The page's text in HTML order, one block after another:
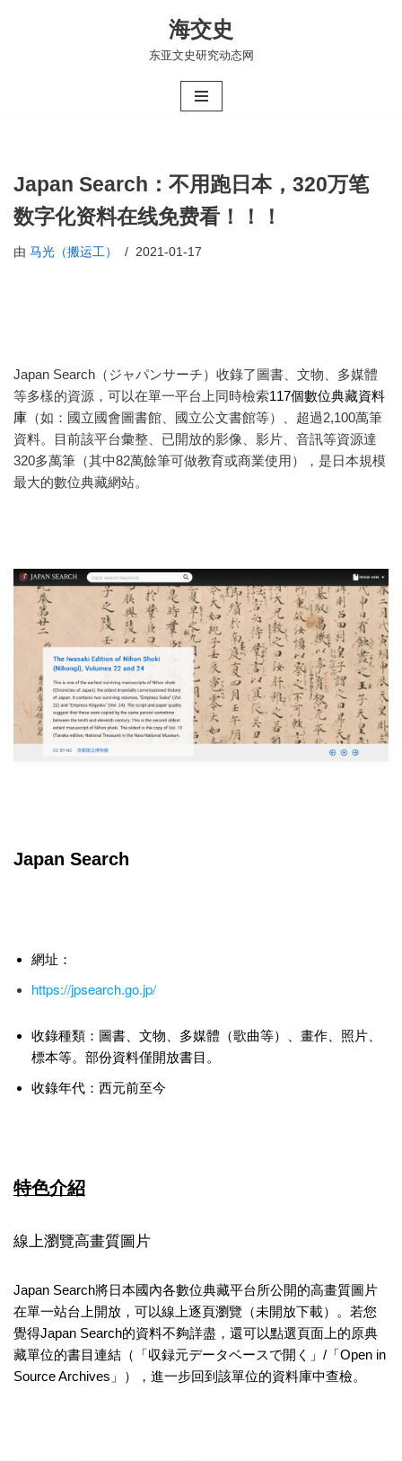
海交史
东亚文史研究动态网
Japan Search：不用跑日本，320万笔
数字化资料在线免费看！！！
由 马光（搬运工） 2021-01-17
Japan Search（ジャパンサーチ）收錄了圖書、文物、多媒體
等多樣的資源，可以在單一平台上同時檢索117個數位典藏資料
庫 （如：國立國會圖書館、國立公文書館等）、超過2,100萬筆
資料。目前該平台彙整、已開放的影像、影片、音訊等資源達
320多萬筆（其中82萬餘筆可做教育或商業使用），是日本規模
最大的數位典藏網站。
Japan Search
網址：
https://jpsearch.go.jp/
收錄種類：圖書、文物、多媒體（歌曲等）、畫作、照片、
標本等。部份資料僅開放書目。
收錄年代：西元前至今
特色介紹
線上瀏覽高畫質圖片
Japan Search將日本國內各數位典藏平台所公開的高畫質圖片
在單一站台上開放，可以線上逐頁瀏覽（未開放下載）。若您
覺得Japan Search的資料不夠詳盡，還可以點選頁面上的原典
藏單位的書目連結（「収録元データベースで開く」/「Open in
Source Archives」），進一步回到該單位的資料庫中查檢。